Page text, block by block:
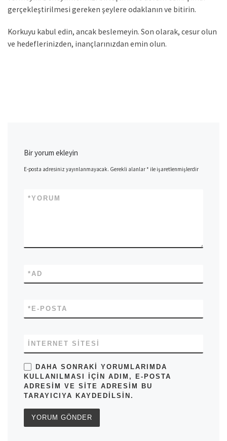
gerçekleştirilmesi gereken şeylere odaklanın ve bitirin.
Korkuyu kabul edin, ancak beslemeyin. Son olarak, cesur olun
ve hedeflerinizden, inançlarınızdan emin olun.
Bir yorum ekleyin
E-posta adresiniz yayınlanmayacak. Gerekli alanlar* ile işaretlenmişlerdir
YORUM
*
AD
*
E-POSTA
*
İNTERNET SITESI
DAHA SONRAKI YORUMLARIMDA
KULLANILMASI IÇIN ADIM, E-POSTA
ADRESIM VE SITE ADRESIM BU
TARAYICIYA KAYDEDILSIN.